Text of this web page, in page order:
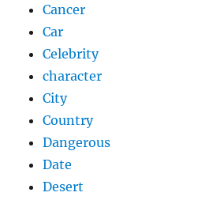
Cancer
Car
Celebrity
character
City
Country
Dangerous
Date
Desert